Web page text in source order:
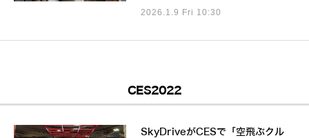
2026.1.9 Fri 10:30
CES2022
SkyDriveがCESで「空飛ぶクル